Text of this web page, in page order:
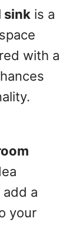
sink is a
with a
add a
your